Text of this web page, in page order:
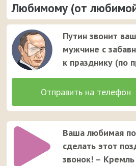
Любимому (от
Путин звонит
мужчине с
к празднику (по
Ваша любимая
сделать этот
звонок! –